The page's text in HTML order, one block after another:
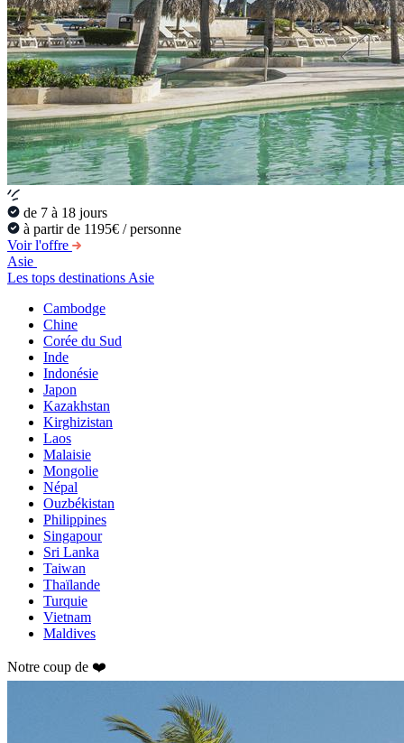
de 7 à 18 jours
à partir de 1195€ / personne
Voir l'offre
Asie
Les tops destinations Asie
Cambodge
Chine
Corée du Sud
Inde
Indonésie
Japon
Kazakhstan
Kirghizistan
Laos
Malaisie
Mongolie
Népal
Ouzbékistan
Philippines
Singapour
Sri Lanka
Taiwan
Thaïlande
Turquie
Vietnam
Maldives
Notre coup de ❤️